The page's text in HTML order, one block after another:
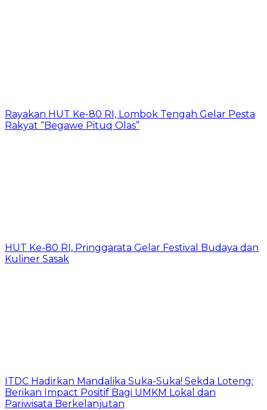
Rayakan HUT Ke-80 RI, Lombok Tengah Gelar Pesta
Rakyat “Begawe Pituq Olas”
HUT Ke-80 RI, Pringgarata Gelar Festival Budaya dan
Kuliner Sasak
ITDC Hadirkan Mandalika Suka-Suka! Sekda Loteng:
Berikan Impact Positif Bagi UMKM Lokal dan
Pariwisata Berkelanjutan